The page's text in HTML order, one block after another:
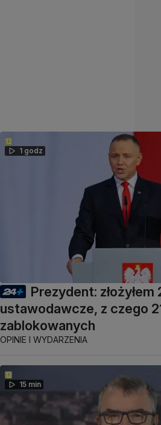
1 godz
Prezydent:
ustawodawcze, z czego
zablokowanych
OPINIE I WYDARZENIA
15 min